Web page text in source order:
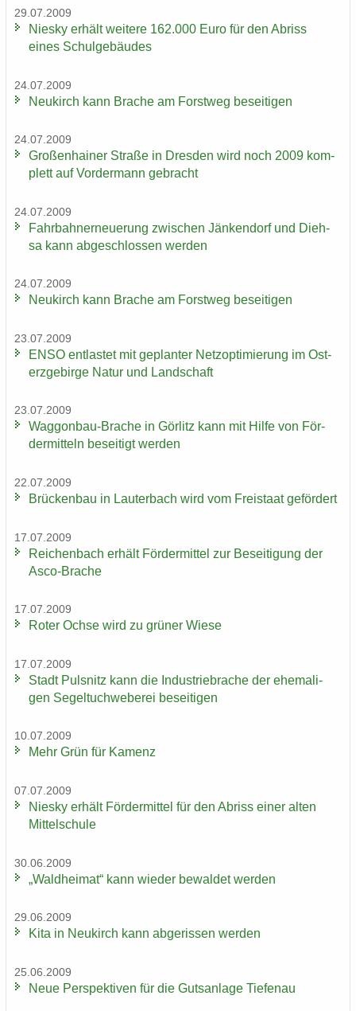
29.07.2009
Nies­ky er­hält wei­te­re 162.000 Euro für den Ab­riss
eines Schul­ge­bäu­des
24.07.2009
Neu­kirch kann Bra­che am Forst­weg be­sei­ti­gen
24.07.2009
Gro­ßen­hai­ner Stra­ße in Dres­den wird noch 2009 kom­
plett auf Vor­der­mann ge­bracht
24.07.2009
Fahr­bahn­erneue­rung zwi­schen Jän­ken­dorf und Dieh­
sa kann ab­ge­schlos­sen wer­den
24.07.2009
Neu­kirch kann Bra­che am Forst­weg be­sei­ti­gen
23.07.2009
ENSO ent­las­tet mit ge­plan­ter Netz­op­ti­mie­rung im Ost­
erz­ge­bir­ge Natur und Land­schaft
23.07.2009
Waggonbau-​Brache in Gör­litz kann mit Hilfe von För­
der­mit­teln be­sei­tigt wer­den
22.07.2009
Brü­cken­bau in Lau­ter­bach wird vom Frei­staat ge­för­dert
17.07.2009
Rei­chen­bach er­hält För­der­mit­tel zur Be­sei­ti­gung der
Asco-​Brache
17.07.2009
Roter Ochse wird zu grü­ner Wiese
17.07.2009
Stadt Puls­nitz kann die In­dus­trie­bra­che der ehe­ma­li­
gen Se­gel­tuch­we­be­rei be­sei­ti­gen
10.07.2009
Mehr Grün für Ka­menz
07.07.2009
Nies­ky er­hält För­der­mit­tel für den Ab­riss einer alten
Mit­tel­schu­le
30.06.2009
„Wald­hei­mat“ kann wie­der be­wal­det wer­den
29.06.2009
Kita in Neu­kirch kann ab­ge­ris­sen wer­den
25.06.2009
Neue Per­spek­ti­ven für die Guts­an­la­ge Tie­fen­au